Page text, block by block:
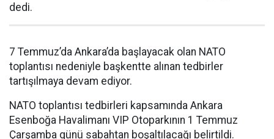
dedi.
7 Temmuz’da Ankara’da başlayacak olan NATO
toplantısı nedeniyle başkentte alınan tedbirler
tartışılmaya devam ediyor.
NATO toplantısı tedbirleri kapsamında Ankara
Esenboğa Havalimanı VIP Otoparkının 1 Temmuz
Çarşamba günü sabahtan boşaltılacağı belirtildi.